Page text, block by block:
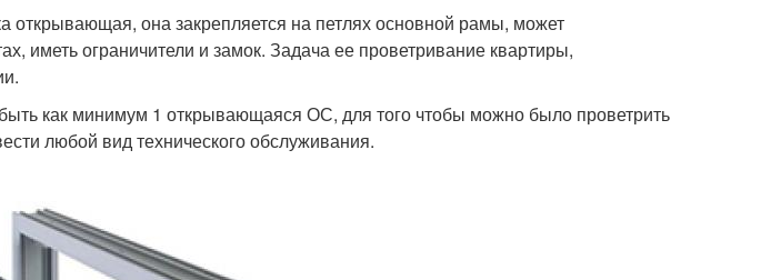
открывающая, она закрепляется на петлях основной рамы, может
иметь ограничители и замок. Задача ее проветривание квартиры,
как минимум 1 открывающаяся ОС, для того чтобы можно было проветрить
любой вид технического обслуживания.